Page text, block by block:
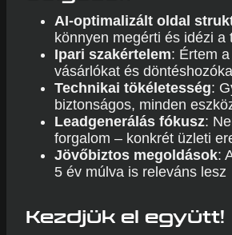
AI-optimalizált oldal
könnyen megérti és idézi a
Ipari szakértelem: Értem
vásárlókat és
Technikai tökéletesség:
biztonságos, minden
Leadgenerálás fókusz:
forgalom – konkrét üzleti
Jövőbiztos megoldások:
5 év múlva is releváns lesz
Kezdjük el együtt!